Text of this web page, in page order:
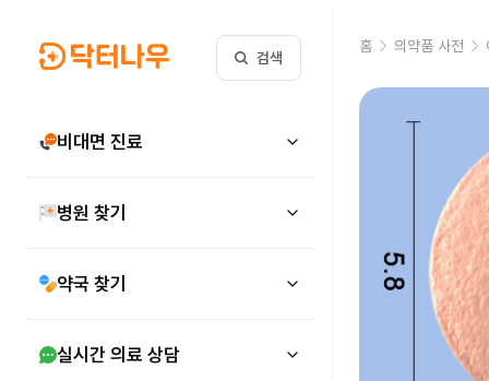
검색
비대면 진료
병원 찾기
약국 찾기
실시간 의료 상담
홈 의약품 사전